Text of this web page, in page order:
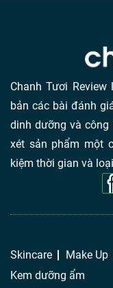
Chanh Tươi
bản các bài đánh
dinh dưỡng và công
xét sản phẩm một
kiệm thời gian và
Skincare Make Up
Kem dưỡng ẩm